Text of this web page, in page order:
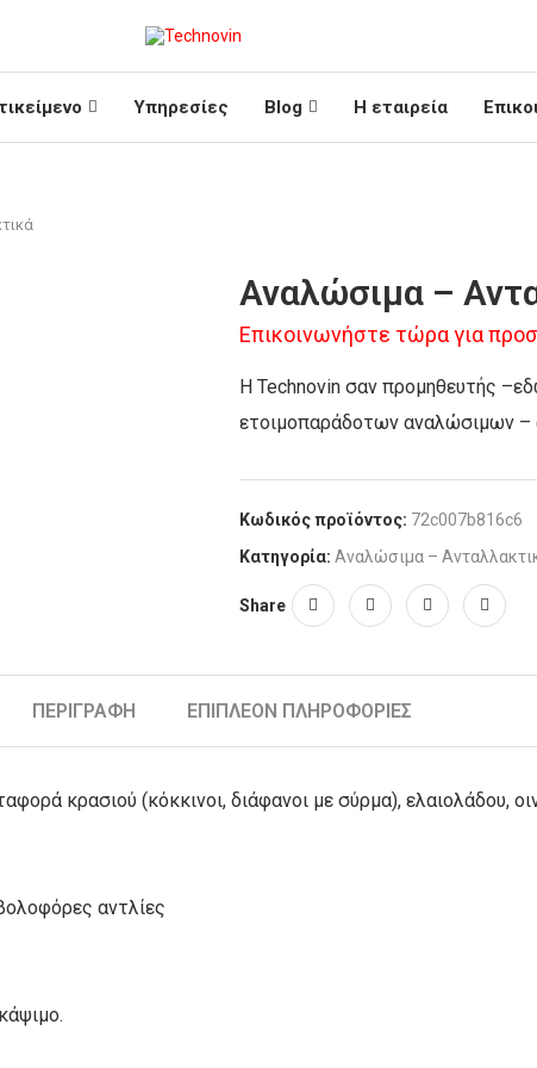
Υπηρεσίες Blog Η εταιρεία
Αναλώσιμα –
Επικοινωνήστε τώρα για
Η Technovin σαν προμηθευτής
ετοιμοπαράδοτων αναλώσιμων –
Κωδικός προϊόντος: 72c007b816c6
Κατηγορία: Αναλώσιμα –
Share
ΠΕΡΙΓΡΑΦΉ ΕΠΙΠΛΈΟΝ ΠΛΗΡΟΦΟΡΊΕΣ
κρασιού (κόκκινοι, διάφανοι με σύρμα), ελαιολάδου,
αντλίες